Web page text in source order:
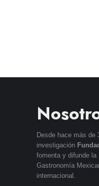
Desde hace más de
investigación
fomenta y difunde la
Gastronomía
internacional.